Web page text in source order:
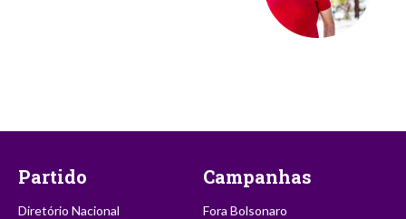
Partido
Diretório Nacional
Campanhas
Fora Bolsonaro